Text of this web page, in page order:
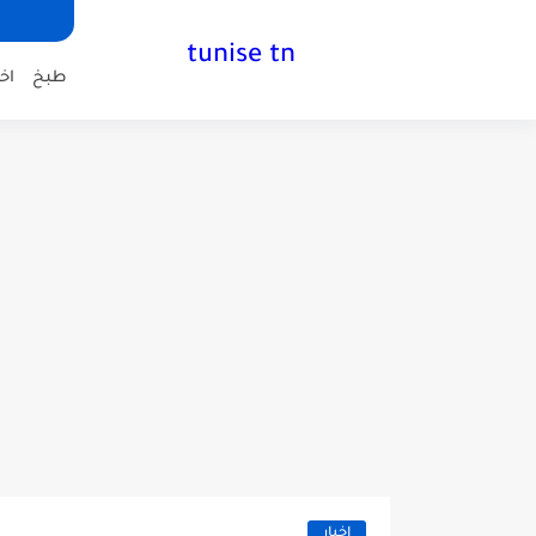
tunise tn
طبخ